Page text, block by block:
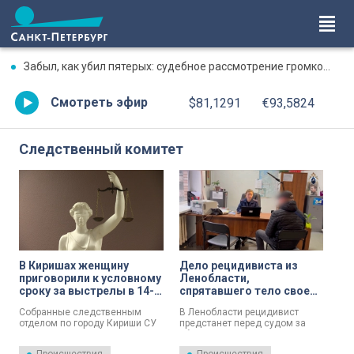
Забыл, как убил пятерых: судебное рассмотрение громкого дела о массовом убийстве в Липной Горке приостановлено
Смотреть эфир $81,1291 €93,5824
Следственный комитет
В Киришах женщину
приговорили к условному
сроку за выстрелы в 14-
Собранные следственным
отделом по городу Кириши СУ
области доказательства
Дело рецидивиста из
Ленобласти,
спрятавшего тело своей
передали в суд
В Ленобласти рецидивист
предстанет перед судом за
он задушил ремнем, а тело